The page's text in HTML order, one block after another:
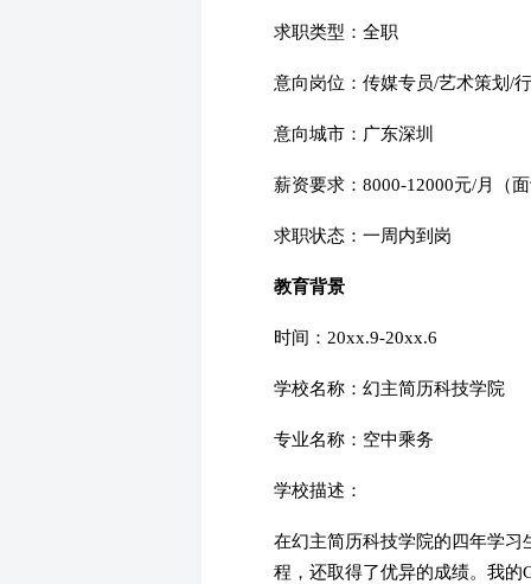
求职类型：全职
意向岗位：传媒专员/艺术策划/
意向城市：广东深圳
薪资要求：8000-12000元/月（
求职状态：一周内到岗
教育背景
时间：20xx.9-20xx.6
学校名称：幻主简历科技学院
专业名称：空中乘务
学校描述：
在幻主简历科技学院的四年学
程，还取得了优异的成绩。我的